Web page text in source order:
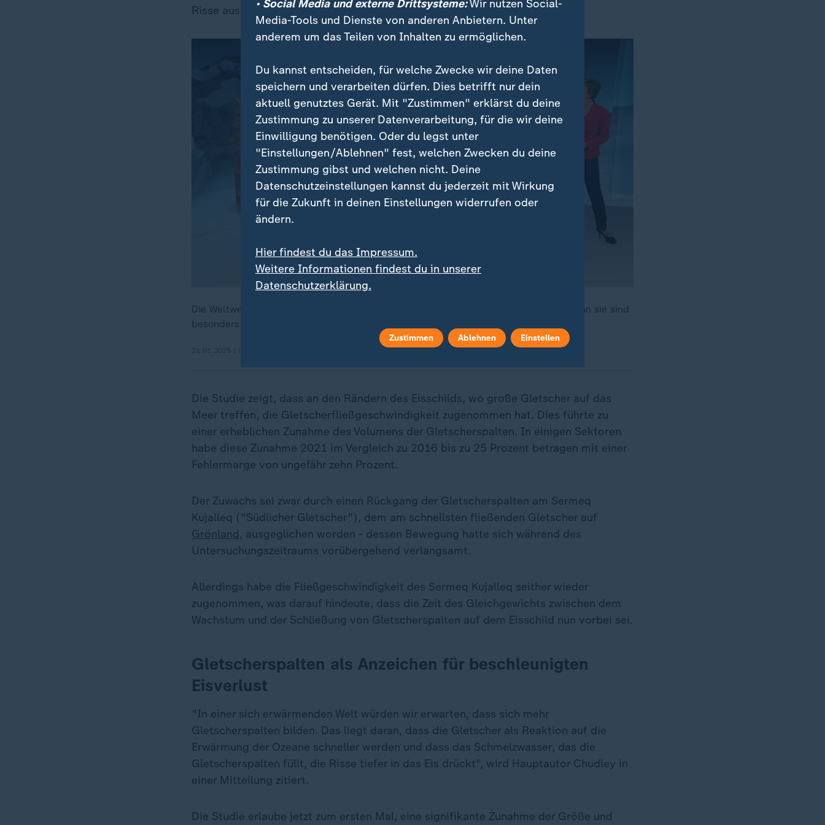
Risse ausweiteten und tiefer in das Eis vordrängen.
Die Weltwetterorganisation hat das internationale Jahr der Gletscher ausgerufen. Denn sie sind
besonders schützenswert, speichern zwei Drittel des Süßwassers der Erde.
Die Studie zeigt, dass an den Rändern des Eisschilds, wo große Gletscher auf das
Meer treffen, die Gletscherfließgeschwindigkeit zugenommen hat. Dies führte zu
einer erheblichen Zunahme des Volumens der Gletscherspalten. In einigen Sektoren
habe diese Zunahme 2021 im Vergleich zu 2016 bis zu 25 Prozent betragen mit einer
Fehlermarge von ungefähr zehn Prozent.
Der Zuwachs sei zwar durch einen Rückgang der Gletscherspalten am Sermeq
Kujalleq ("Südlicher Gletscher"), dem am schnellsten fließenden Gletscher auf
Grönland, ausgeglichen worden - dessen Bewegung hatte sich während des
Untersuchungszeitraums vorübergehend verlangsamt.
Allerdings habe die Fließgeschwindigkeit des Sermeq Kujalleq seither wieder
zugenommen, was darauf hindeute, dass die Zeit des Gleichgewichts zwischen dem
Wachstum und der Schließung von Gletscherspalten auf dem Eisschild nun vorbei sei.
Gletscherspalten als Anzeichen für beschleunigten
Eisverlust
"In einer sich erwärmenden Welt würden wir erwarten, dass sich mehr
Gletscherspalten bilden. Das liegt daran, dass die Gletscher als Reaktion auf die
Erwärmung der Ozeane schneller werden und dass das Schmelzwasser, das die
Gletscherspalten füllt, die Risse tiefer in das Eis drückt", wird Hauptautor Chudley in
einer Mitteilung zitiert.
Die Studie erlaube jetzt zum ersten Mal, eine signifikante Zunahme der Größe und
• Social Media und externe Drittsysteme:Wir nutzen Social-
Media-Tools und Dienste von anderen Anbietern. Unter
anderem um das Teilen von Inhalten zu ermöglichen.
Du kannst entscheiden, für welche Zwecke wir deine Daten
speichern und verarbeiten dürfen. Dies betrifft nur dein
aktuell genutztes Gerät. Mit "Zustimmen" erklärst du deine
Zustimmung zu unserer Datenverarbeitung, für die wir deine
Einwilligung benötigen. Oder du legst unter
"Einstellungen/Ablehnen" fest, welchen Zwecken du deine
Zustimmung gibst und welchen nicht. Deine
Datenschutzeinstellungen kannst du jederzeit mit Wirkung
für die Zukunft in deinen Einstellungen widerrufen oder
ändern.
Hier findest du das Impressum.
Weitere Informationen findest du in unserer
Datenschutzerklärung.
Zustimmen Ablehnen Einstellen